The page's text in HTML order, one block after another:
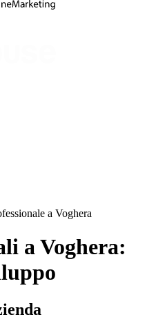
a Voghera
a Voghera: